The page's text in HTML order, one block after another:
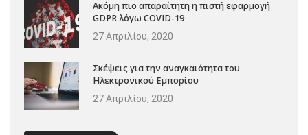
Ακόμη πιο απαραίτητη η πιστή εφαρμογή
GDPR λόγω COVID-19
27 Απριλίου, 2020
Σκέψεις για την αναγκαιότητα του
Ηλεκτρονικού Εμπορίου
27 Απριλίου, 2020